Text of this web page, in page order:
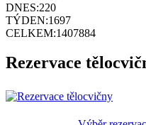
DNES:220
TÝDEN:1697
CELKEM:1407884
Rezervace